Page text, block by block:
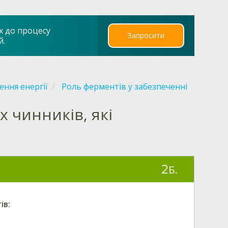
до процесу
Запросити
енергії Роль ферментів у забезпеченні
чинників, які
2Б.